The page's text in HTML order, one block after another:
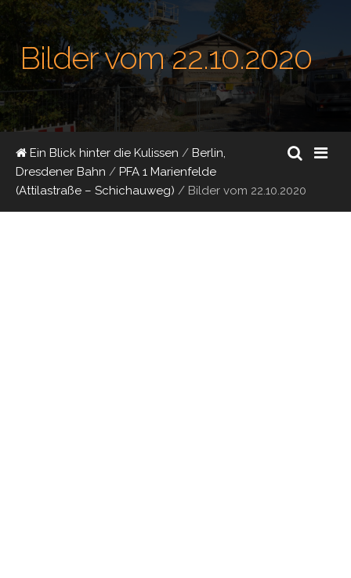
Bilder vom 22.10.2020
Ein Blick hinter die Kulissen / Berlin,
Dresdener Bahn / PFA 1 Marienfelde
(Attilastraße – Schichauweg) / Bilder vom 22.10.2020